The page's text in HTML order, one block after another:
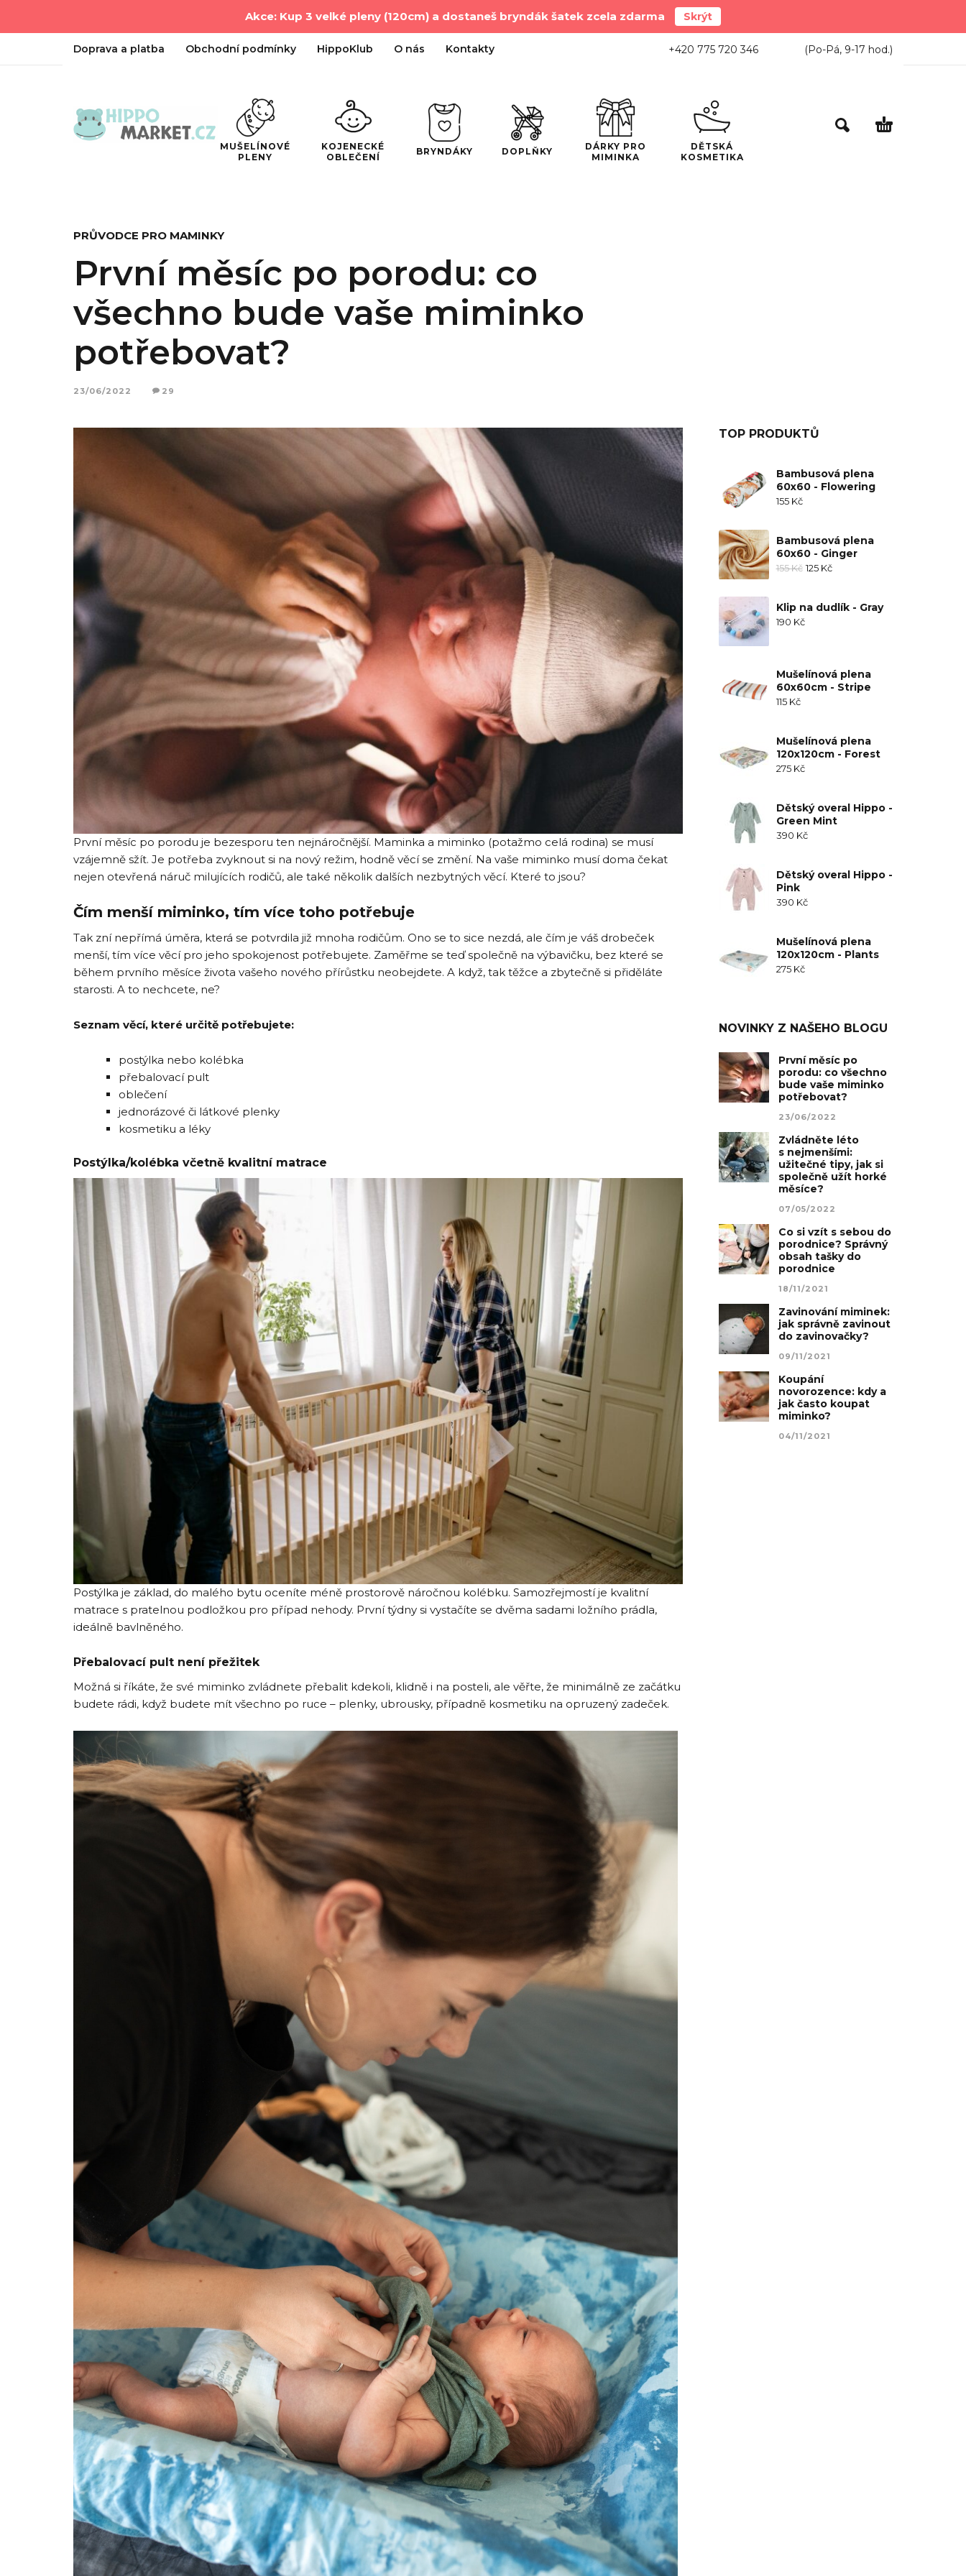
Akce: Kup 3 velké pleny (120cm) a dostaneš bryndák šatek zcela zdarma Skrýt
Doprava a platba Obchodní podmínky HippoKlub O nás Kontakty +420 775 720 346 (Po-Pá, 9-17 hod.)
MUŠELÍNOVÉ
PLENY
KOJENECKÉ
OBLEČENÍ
BRYNDÁKY DOPLŇKY
DÁRKY PRO
MIMINKA
DĚTSKÁ
KOSMETIKA
PRŮVODCE PRO MAMINKY
První měsíc po porodu: co
všechno bude vaše miminko
potřebovat?
23/06/2022 29
První měsíc po porodu je bezesporu ten nejnáročnější. Maminka a miminko (potažmo celá rodina) se musí
vzájemně sžít. Je potřeba zvyknout si na nový režim, hodně věcí se změní. Na vaše miminko musí doma čekat
nejen otevřená náruč milujících rodičů, ale také několik dalších nezbytných věcí. Které to jsou?
Čím menší miminko, tím více toho potřebuje
Tak zní nepřímá úměra, která se potvrdila již mnoha rodičům. Ono se to sice nezdá, ale čím je váš drobeček
menší, tím více věcí pro jeho spokojenost potřebujete. Zaměřme se teď společně na výbavičku, bez které se
během prvního měsíce života vašeho nového přírůstku neobejdete. A když, tak těžce a zbytečně si přiděláte
starosti. A to nechcete, ne?
Seznam věcí, které určitě potřebujete:
postýlka nebo kolébka
přebalovací pult
oblečení
jednorázové či látkové plenky
kosmetiku a léky
Postýlka/kolébka včetně kvalitní matrace
Postýlka je základ, do malého bytu oceníte méně prostorově náročnou kolébku. Samozřejmostí je kvalitní
matrace s pratelnou podložkou pro případ nehody. První týdny si vystačíte se dvěma sadami ložního prádla,
ideálně bavlněného.
Přebalovací pult není přežitek
Možná si říkáte, že své miminko zvládnete přebalit kdekoli, klidně i na posteli, ale věřte, že minimálně ze začátku
budete rádi, když budete mít všechno po ruce – plenky, ubrousky, případně kosmetiku na opruzený zadeček.
TOP PRODUKTŮ
Bambusová plena
60x60 - Flowering
155 Kč
Bambusová plena
60x60 - Ginger
155Kč 125 Kč
Klip na dudlík - Gray
190 Kč
Mušelínová plena
60x60cm - Stripe
115 Kč
Mušelínová plena
120x120cm - Forest
275 Kč
Dětský overal Hippo -
Green Mint
390 Kč
Dětský overal Hippo -
Pink
390 Kč
Mušelínová plena
120x120cm - Plants
275 Kč
NOVINKY Z NAŠEHO BLOGU
První měsíc po
porodu: co všechno
bude vaše miminko
potřebovat?
23/06/2022
Zvládněte léto
s nejmenšími:
užitečné tipy, jak si
společně užít horké
měsíce?
07/05/2022
Co si vzít s sebou do
porodnice? Správný
obsah tašky do
porodnice
18/11/2021
Zavinování miminek:
jak správně zavinout
do zavinovačky?
09/11/2021
Koupání
novorozence: kdy a
jak často koupat
miminko?
04/11/2021